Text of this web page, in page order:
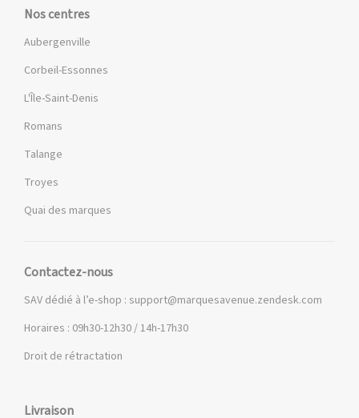
Nos centres
Aubergenville
Corbeil-Essonnes
L'Île-Saint-Denis
Romans
Talange
Troyes
Quai des marques
Contactez-nous
SAV dédié à l’e-shop : support@marquesavenue.zendesk.com
Horaires : 09h30-12h30 / 14h-17h30
Droit de rétractation
Livraison